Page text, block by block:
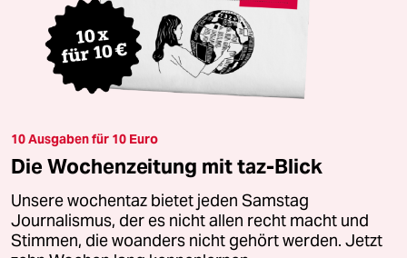
10 Ausgaben für 10 Euro
Die Wochenzeitung mit taz-Blick
Unsere wochentaz bietet jeden Samstag
Journalismus, der es nicht allen recht macht und
Stimmen, die woanders nicht gehört werden. Jetzt